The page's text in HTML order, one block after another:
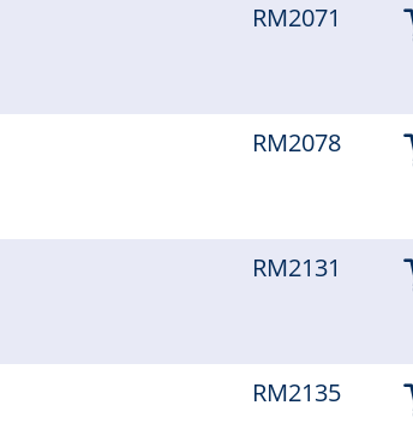
RM2071
RM2078
RM2131
RM2135